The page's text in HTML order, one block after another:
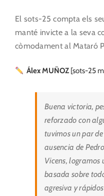
El sots-25 compta els
manté invicte a la seva
còmodament al Mataró
Álex MUÑOZ [sots-25
Buena victoria,
reforzado con
tuvimos un par
ausencia de
Vicens,
basada sobre
agresiva y